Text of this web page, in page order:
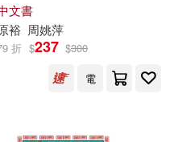
文書
裕 周姚萍
折 $237 $300
電